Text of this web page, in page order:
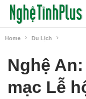
Home Du Lịch
Nghệ
mạc Lễ